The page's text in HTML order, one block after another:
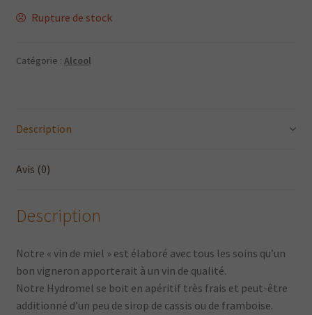
Rupture de stock
Catégorie : Alcool
Description
Avis (0)
Description
Notre « vin de miel » est élaboré avec tous les soins qu’un
bon vigneron apporterait à un vin de qualité.
Notre Hydromel se boit en apéritif très frais et peut-être
additionné d’un peu de sirop de cassis ou de framboise.